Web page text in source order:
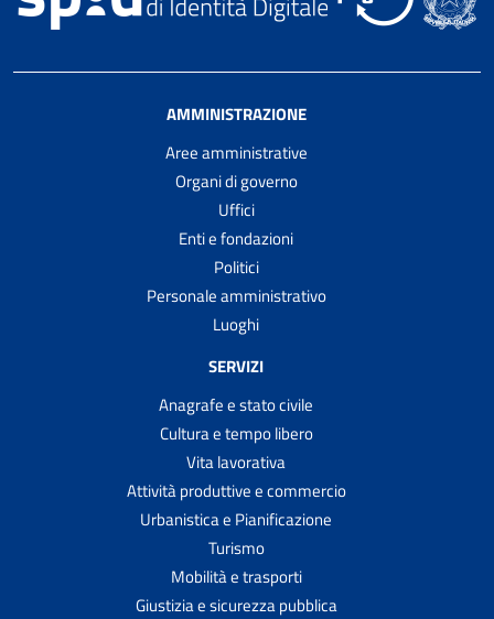
AMMINISTRAZIONE
Aree amministrative
Organi di governo
Uffici
Enti e fondazioni
Politici
Personale amministrativo
Luoghi
SERVIZI
Anagrafe e stato civile
Cultura e tempo libero
Vita lavorativa
Attività produttive e commercio
Urbanistica e Pianificazione
Turismo
Mobilità e trasporti
Giustizia e sicurezza pubblica